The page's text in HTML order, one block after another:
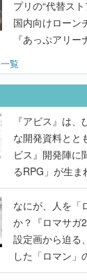
プリの“代替ス
国内向けローン
『あっぷアリ
覧
『アビス』は
な開発資料とと
ビス』開発陣に
るRPG」が生
書】
なにが、人を「
か？『ロマサガ
設定画から迫る
した「ロマン」
書】